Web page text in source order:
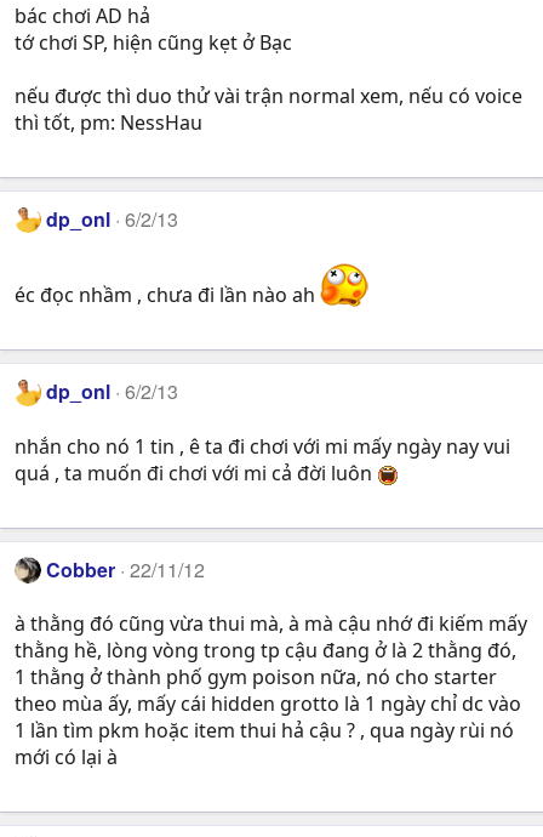
bác chơi AD hả
tớ chơi SP, hiện cũng kẹt ở Bạc
nếu được thì duo thử vài trận normal xem, nếu có voice
thì tốt, pm: NessHau
dp_onl 6/2/13
éc đọc nhầm , chưa đi lần nào ah
dp_onl 6/2/13
nhắn cho nó 1 tin , ê ta đi chơi với mi mấy ngày nay vui
quá , ta muốn đi chơi với mi cả đời luôn
Cobber 22/11/12
à thằng đó cũng vừa thui mà, à mà cậu nhớ đi kiếm mấy
thằng hề, lòng vòng trong tp cậu đang ở là 2 thằng đó,
1 thằng ở thành phố gym poison nữa, nó cho starter
theo mùa ấy, mấy cái hidden grotto là 1 ngày chỉ dc vào
1 lần tìm pkm hoặc item thui hả cậu ? , qua ngày rùi nó
mới có lại à